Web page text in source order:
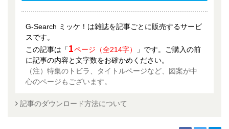
G-Search ミッケ！は雑誌を記事ごとに販売するサービ
スです。
この記事は「1ページ（全214字）
」です。ご購入の前
に記事の内容と文字数をお確かめください。
（注）特集のトビラ、タイトルページなど、図案が中
心のページもございます。
記事のダウンロード方法について